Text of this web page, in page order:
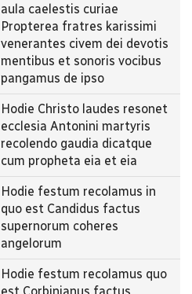
aula caelestis curiae
Propterea fratres karissimi
venerantes civem dei devotis
mentibus et sonoris vocibus
pangamus de ipso
Hodie Christo laudes resonet
ecclesia Antonini martyris
recolendo gaudia dicatque
cum propheta eia et eia
Hodie festum recolamus in
quo est Candidus factus
supernorum coheres
angelorum
Hodie festum recolamus quo
est Corbinianus factus